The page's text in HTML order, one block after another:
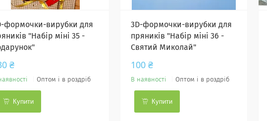
формочки-вирубки для
"Набір міні 35 -
₴
Оптом і в роздріб
Купити
3D-формочки-вирубки для
пряників "Набір міні 36 -
Святий Миколай"
100 ₴
В наявності Оптом і в роздріб
Купити